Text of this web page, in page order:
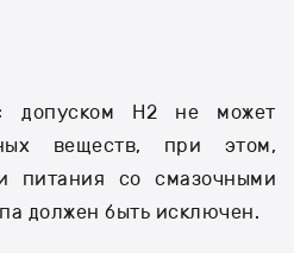
допуском H2 не может
веществ, при этом,
питания со смазочными
должен быть исключен.